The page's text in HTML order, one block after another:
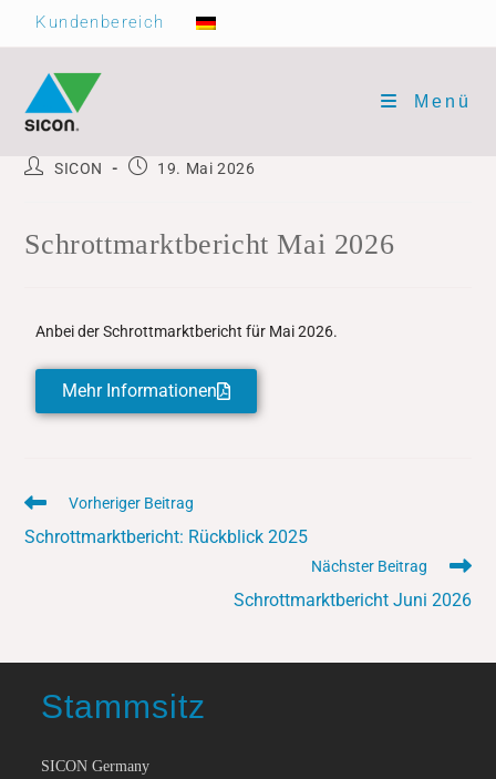
Kundenbereich
Menü
SICON 19. Mai 2026
Schrottmarktbericht Mai 2026
Anbei der Schrottmarktbericht für Mai 2026.
Mehr Informationen
Vorheriger Beitrag
Schrottmarktbericht: Rückblick 2025
Nächster Beitrag
Schrottmarktbericht Juni 2026
Stammsitz
SICON Germany